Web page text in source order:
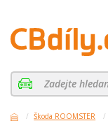
Škoda ROOMSTER